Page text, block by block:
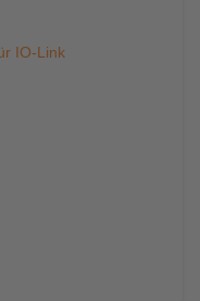
IO-Link